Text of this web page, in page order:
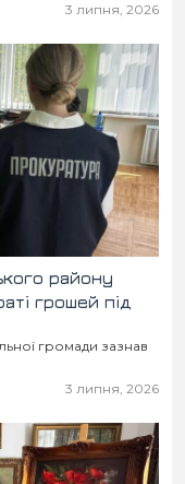
3 липня, 2026
району
грошей під
громади зазнав
3 липня, 2026